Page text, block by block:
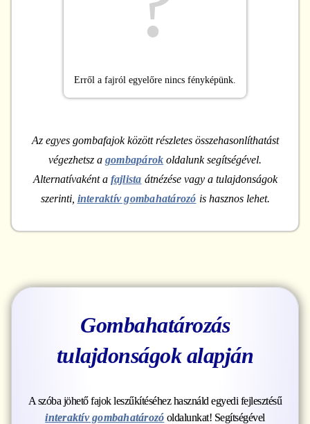
Erről a fajról egyelőre nincs fényképünk.
Az egyes gombafajok között részletes összehasonlíthatást
végezhetsz a gombapárok oldalunk segítségével.
Alternatívaként a fajlista átnézése vagy a tulajdonságok
szerinti, interaktív gombahatározó is hasznos lehet.
Gombahatározás
tulajdonságok alapján
A szóba jöhető fajok leszűkítéséhez használd egyedi fejlesztésű
interaktív gombahatározó oldalunkat! Segítségével